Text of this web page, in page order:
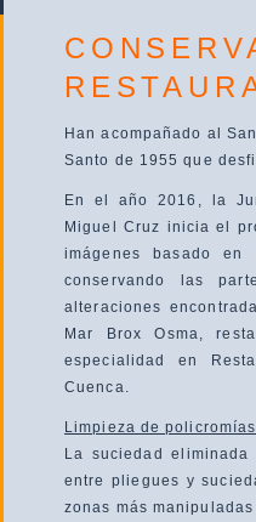
Han acompañado al
Santo de 1955 que
En el año 2016, la
Miguel Cruz inicia el
imágenes basado
conservando las
alteraciones
Mar Brox Osma,
especialidad en
Cuenca.
Limpieza de
La suciedad
entre pliegues y
zonas más